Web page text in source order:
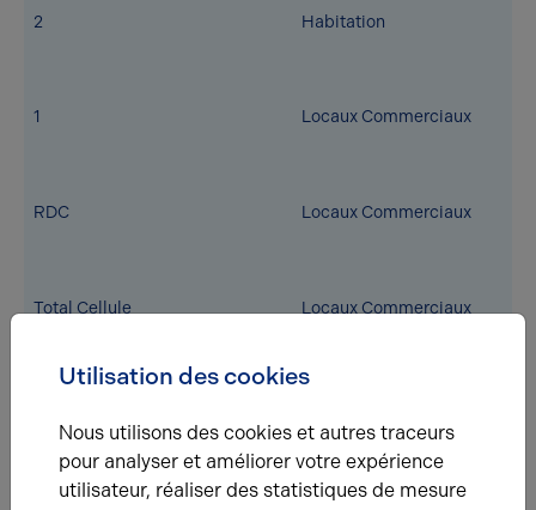
2 Habitation
1 Locaux Commerciaux
RDC Locaux Commerciaux
Total Cellule Locaux Commerciaux
Total /
Eléments affichés non contractuels
Utilisation des cookies
Nous utilisons des cookies et autres traceurs
pour analyser et améliorer votre expérience
utilisateur, réaliser des statistiques de mesure